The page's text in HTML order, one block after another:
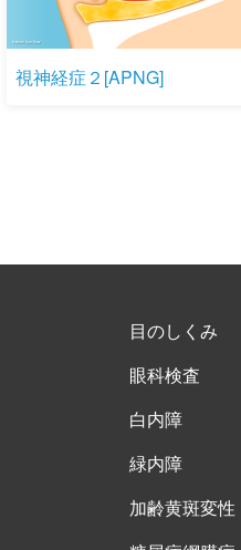
視神経症２[APNG]
目のしくみ
眼科検査
白内障
緑内障
加齢黄斑変性